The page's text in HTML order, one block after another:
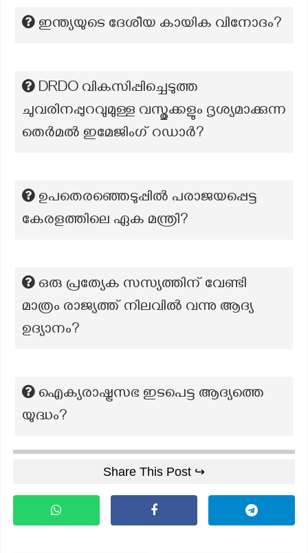
ഇന്ത്യയുടെ ദേശീയ കായിക വിനോദം?
DRDO വികസിപ്പിച്ചെടുത്ത
ചുവരിനപ്പുറവുമുള്ള വസ്തുക്കളും ദൃശ്യമാക്കുന്ന
തെർമൽ ഇമേജിംഗ് റഡാർ?
ഉപതെരഞ്ഞെടുപ്പിൽ പരാജയപ്പെട്ട
കേരളത്തിലെ ഏക മന്ത്രി?
ഒരു പ്രത്യേക സസ്യത്തിന് വേണ്ടി
മാത്രം രാജ്യത്ത് നിലവിൽ വന്നു ആദ്യ
ഉദ്യാനം?
ഐക്യരാഷ്ട്രസഭ ഇടപെട്ട ആദ്യത്തെ
യുദ്ധം?
Share This Post ↪